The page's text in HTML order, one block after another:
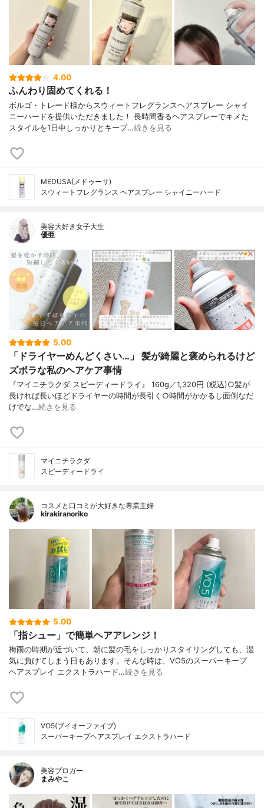
4.00
ふんわり固めてくれる！
ボルゴ・トレード様からスウィートフレグランスヘアスプレー シャイ
ニーハードを提供いただきました！ 長時間香るヘアスプレーでキメた
スタイルを1日中しっかりとキープ…続きを見る
MEDUSA(メドゥーサ)
スウィートフレグランス ヘアスプレー シャイニーハード
美容大好き女子大生
優亜
5.00
「ドライヤーめんどくさい…」 髪が綺麗と褒められるけど
ズボラな私のヘアケア事情
『マイニチラクダ スピーディードライ』 160g／1,320円 (税込)○髪が
長ければ長いほどドライヤーの時間が長引く○時間がかかるし面倒なだ
けでな…続きを見る
マイニチラクダ
スピーディードライ
コスメと口コミが大好きな専業主婦
kirakiranoriko
5.00
「指シュー」で簡単ヘアアレンジ！
梅雨の時期が近づいて、朝に髪の毛をしっかりスタイリングしても、湿
気に負けてしまう日もあります。そんな時は、VO5のスーパーキープ
ヘアスプレイ エクストラハード…続きを見る
VO5(ブイオーファイブ)
スーパーキープヘアスプレイ エクストラハード
美容ブロガー
まみやこ